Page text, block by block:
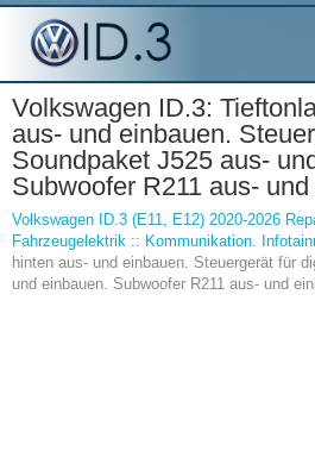
Volkswagen ID.3:
aus- und einbauen.
Soundpaket J525 aus-
Subwoofer R211 aus-
Volkswagen ID.3 (E11, E12) 2020-2026
Fahrzeugelektrik :: Kommunikation.
hinten aus- und einbauen. Steuergerät für
und einbauen. Subwoofer R211 aus- und